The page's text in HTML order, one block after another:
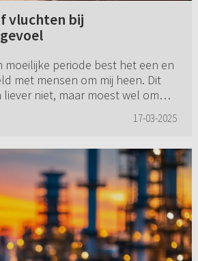
vluchten bij
moeilijke periode best het een en
met mensen om mij heen. Dit
niet, maar moest wel omdat
17-03-2025